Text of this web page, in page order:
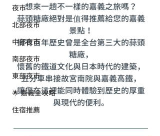
夜市
北部夜市
中部夜市
南部夜市
東部夜市
🌟 嘉義全攻略
住宿推薦
想來一趟不一樣的嘉義之旅嗎？
蒜頭糖廠絕對是值得推薦給您的嘉義
景點！
擁有百年歷史曾是全台第三大的蒜頭
糖廠，
懷舊的鐵道文化與日本時代的建築，
五分車串接故宮南院與嘉義高鐵，
讓您在這裡能同時體驗到歷史的厚重
與現代的便利。